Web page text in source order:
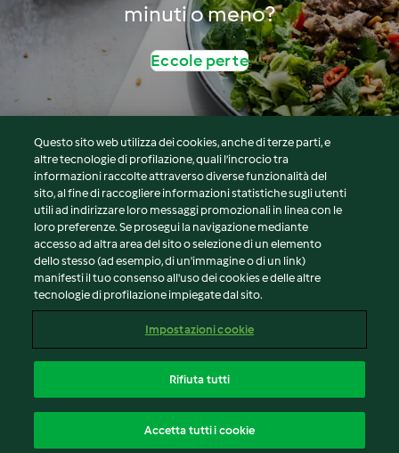
minuti o meno?
Eccole per te
© Copyright 2026
Termini del servizio
Informativa sulla privacy
Avvertenze generali
Note legali
Contenuto del rapporto
Dichiarazione di accessibilità
Questo sito web utilizza dei cookies, anche di terze parti, e
altre tecnologie di profilazione, quali l’incrocio tra
informazioni raccolte attraverso diverse funzionalità del
sito, al fine di raccogliere informazioni statistiche sugli utenti
utili ad indirizzare loro messaggi promozionali in linea con le
loro preferenze. Se prosegui la navigazione mediante
accesso ad altra area del sito o selezione di un elemento
dello stesso (ad esempio, di un'immagine o di un link)
manifesti il tuo consenso all'uso dei cookies e delle altre
tecnologie di profilazione impiegate dal sito.
Impostazioni cookie
Rifiuta tutti
Accetta tutti i cookie